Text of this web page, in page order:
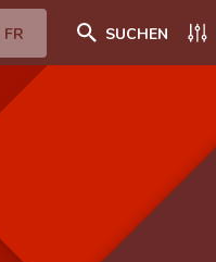
FR SUCHEN